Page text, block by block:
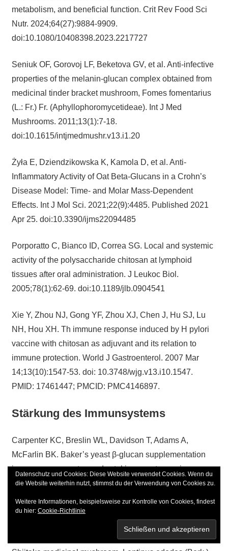
metabolism, and beneficial function. Crit Rev Food Sci
Nutr. 2024;64(27):9884-9909.
doi:10.1080/10408398.2023.2217727
Seniuk OF, Gorovoj LF, Beketova GV, et al. Anti-infective
properties of the melanin-glucan complex obtained from
medicinal tinder bracket mushroom, Fomes fomentarius
(L.: Fr.) Fr. (Aphyllophoromycetideae). Int J Med
Mushrooms. 2011;13(1):7-18.
doi:10.1615/intjmedmushr.v13.i1.20
Żyła E, Dziendzikowska K, Kamola D, et al. Anti-
Inflammatory Activity of Oat Beta-Glucans in a Crohn’s
Disease Model: Time- and Molar Mass-Dependent
Effects. Int J Mol Sci. 2021;22(9):4485. Published 2021
Apr 25. doi:10.3390/ijms22094485
Porporatto C, Bianco ID, Correa SG. Local and systemic
activity of the polysaccharide chitosan at lymphoid
tissues after oral administration. J Leukoc Biol.
2005;78(1):62-69. doi:10.1189/jlb.0904541
Xie Y, Zhou NJ, Gong YF, Zhou XJ, Chen J, Hu SJ, Lu
NH, Hou XH. Th immune response induced by H pylori
vaccine with chitosan as adjuvant and its relation to
immune protection. World J Gastroenterol. 2007 Mar
14;13(10):1547-53. doi: 10.3748/wjg.v13.i10.1547.
PMID: 17461447; PMCID: PMC4146897.
Stärkung des Immunsystems
Carpenter KC, Breslin WL, Davidson T, Adams A,
McFarlin BK. Baker’s yeast β-glucan supplementation
increases monocytes and cytokines post-exercise:
implications for infection risk?. Br J Nutr.
2013;109(3):478-486. doi:10.1017/S0007114512001407
Supplementation with a soluble β-glucan exported from
Datenschutz und Cookies: Diese Website verwendet Cookies. Wenn du
die Website weiterhin nutzt, stimmst du der Verwendung von Cookies zu.
Weitere Informationen, beispielsweise zur Kontrolle von Cookies, findest
du hier: Cookie-Richtlinie